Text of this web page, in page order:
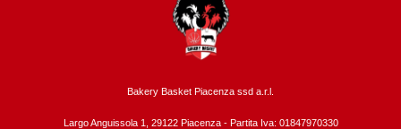
Bakery Basket Piacenza ssd a.r.l.
Largo Anguissola 1, 29122 Piacenza - Partita Iva: 01847970330